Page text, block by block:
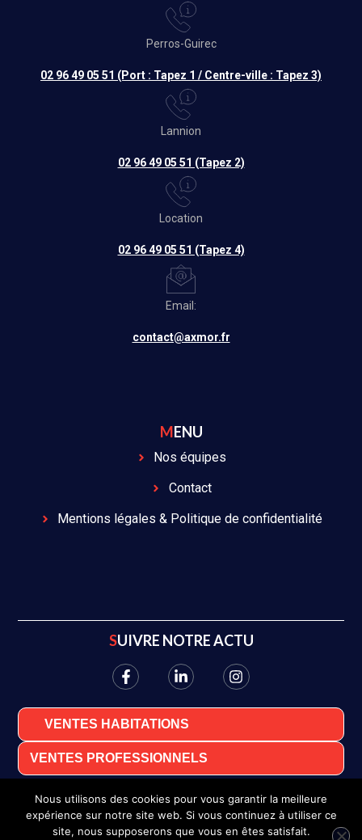
Perros-Guirec
02 96 49 05 51 (Port : Tapez 1 / Centre-ville : Tapez 3)
Lannion
02 96 49 05 51 (Tapez 2)
Location
02 96 49 05 51 (Tapez 4)
Email:
contact@axmor.fr
MENU
Nos équipes
Contact
Mentions légales & Politique de confidentialité
SUIVRE NOTRE ACTU
VENTES HABITATIONS
VENTES PROFESSIONNELS
Nous utilisons des cookies pour vous garantir la meilleure
expérience sur notre site web. Si vous continuez à utiliser ce
site, nous supposerons que vous en êtes satisfait.